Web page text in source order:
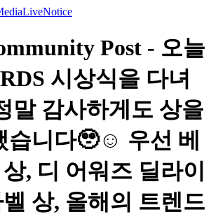
LiveNotice
Post - 오늘
시상식을 다녀
말 감사하게도 상을
습니다🥹☺️ 우선 베
, 디 어워즈 딜라이
상, 올해의 트렌드